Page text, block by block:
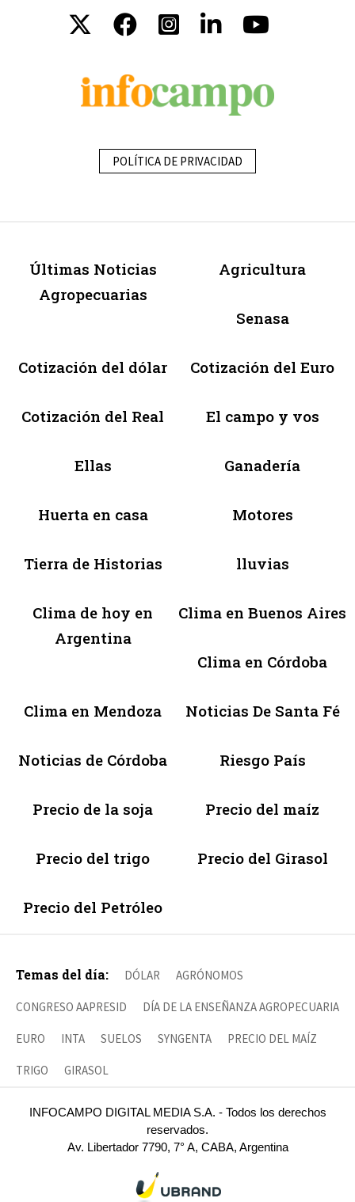
POLÍTICA DE PRIVACIDAD
Últimas Noticias
Agropecuarias
Agricultura
Senasa
Cotización del dólar Cotización del Euro
Cotización del Real El campo y vos
Ellas Ganadería
Huerta en casa Motores
Tierra de Historias lluvias
Clima de hoy en
Argentina
Clima en Buenos Aires
Clima en Córdoba
Clima en Mendoza Noticias De Santa Fé
Noticias de Córdoba Riesgo País
Precio de la soja Precio del maíz
Precio del trigo Precio del Girasol
Precio del Petróleo
Temas del día: DÓLAR AGRÓNOMOS
CONGRESO AAPRESID DÍA DE LA ENSEÑANZA AGROPECUARIA
EURO INTA SUELOS SYNGENTA PRECIO DEL MAÍZ
TRIGO GIRASOL
INFOCAMPO DIGITAL MEDIA S.A. - Todos los derechos
reservados.
Av. Libertador 7790, 7° A, CABA, Argentina